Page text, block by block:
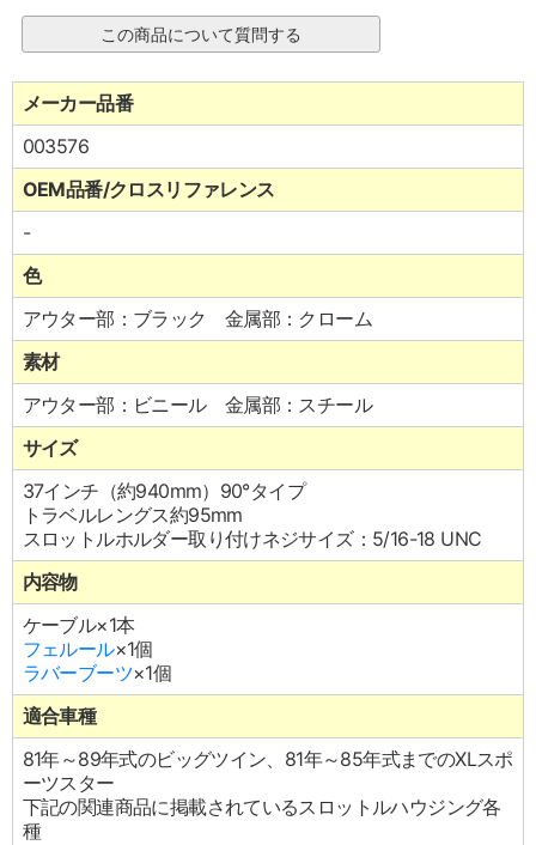
メーカー品番
003576
OEM品番/クロスリファレンス
-
色
アウター部：ブラック 金属部：クローム
素材
アウター部：ビニール 金属部：スチール
サイズ
37インチ（約940mm）90°タイプ
トラベルレングス約95mm
スロットルホルダー取り付けネジサイズ：5/16-18 UNC
内容物
ケーブル×1本
フェルール×1個
ラバーブーツ×1個
適合車種
81年～89年式のビッグツイン、81年～85年式までのXLスポ
ーツスター
下記の関連商品に掲載されているスロットルハウジング各
種